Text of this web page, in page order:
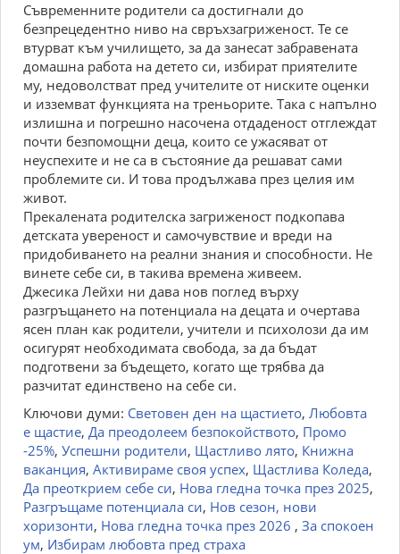
Съвременните родители са достигнали до
безпрецедентно ниво на свръхзагриженост. Те се
втурват към училището, за да занесат забравената
домашна работа на детето си, избират приятелите
му, недоволстват пред учителите от ниските оценки
и изземват функцията на треньорите. Така с напълно
излишна и погрешно насочена отдаденост отглеждат
почти безпомощни деца, които се ужасяват от
неуспехите и не са в състояние да решават сами
проблемите си. И това продължава през целия им
живот.
Прекалената родителска загриженост подкопава
детската увереност и самочувствие и вреди на
придобиването на реални знания и способности. Не
винете себе си, в такива времена живеем.
Джесика Лейхи ни дава нов поглед върху
разгръщането на потенциала на децата и очертава
ясен план как родители, учители и психолози да им
осигурят необходимата свобода, за да бъдат
подготвени за бъдещето, когато ще трябва да
разчитат единствено на себе си.
Ключови думи: Световен ден на щастието, Любовта
е щастие, Да преодолеем безпокойството, Промо
-25%, Успешни родители, Щастливо лято, Книжна
ваканция, Активираме своя успех, Щастлива Коледа,
Да преоткрием себе си, Нова гледна точка през 2025,
Разгръщаме потенциала си, Нов сезон, нови
хоризонти, Нова гледна точка през 2026 , За спокоен
ум, Избирам любовта пред страха